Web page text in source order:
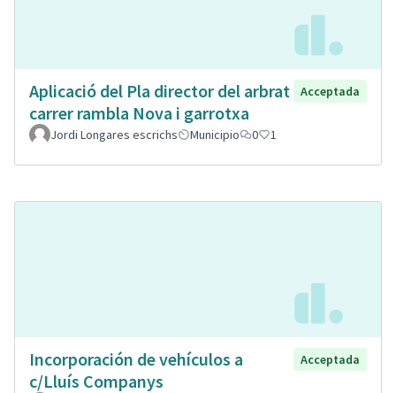
Aplicació del Pla director del arbrat
carrer rambla Nova i garrotxa
Acceptada
Jordi Longares escrichs Municipio 0 1
Incorporación de vehículos a
c/Lluís Companys
Acceptada